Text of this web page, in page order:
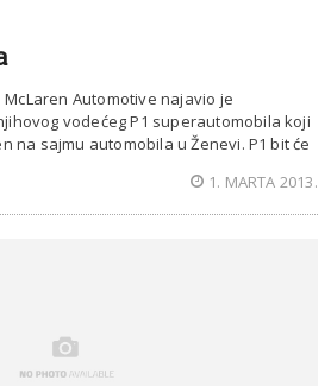
McLaren Automotive najavio je
vodećeg P1 superautomobila koji
na sajmu automobila u Ženevi. P1 bit će
1. MARTA 2013.